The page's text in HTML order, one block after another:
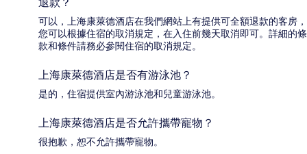
可以，上海康萊德酒店在我們網站上有提供可全額退款的客房，
您可以根據住宿的取消規定，在入住前幾天取消即可。詳細的條
款和條件請務必參閱住宿的取消規定。
上海康萊德酒店是否有游泳池？
是的，住宿提供室內游泳池和兒童游泳池。
上海康萊德酒店是否允許攜帶寵物？
很抱歉，恕不允許攜帶寵物。